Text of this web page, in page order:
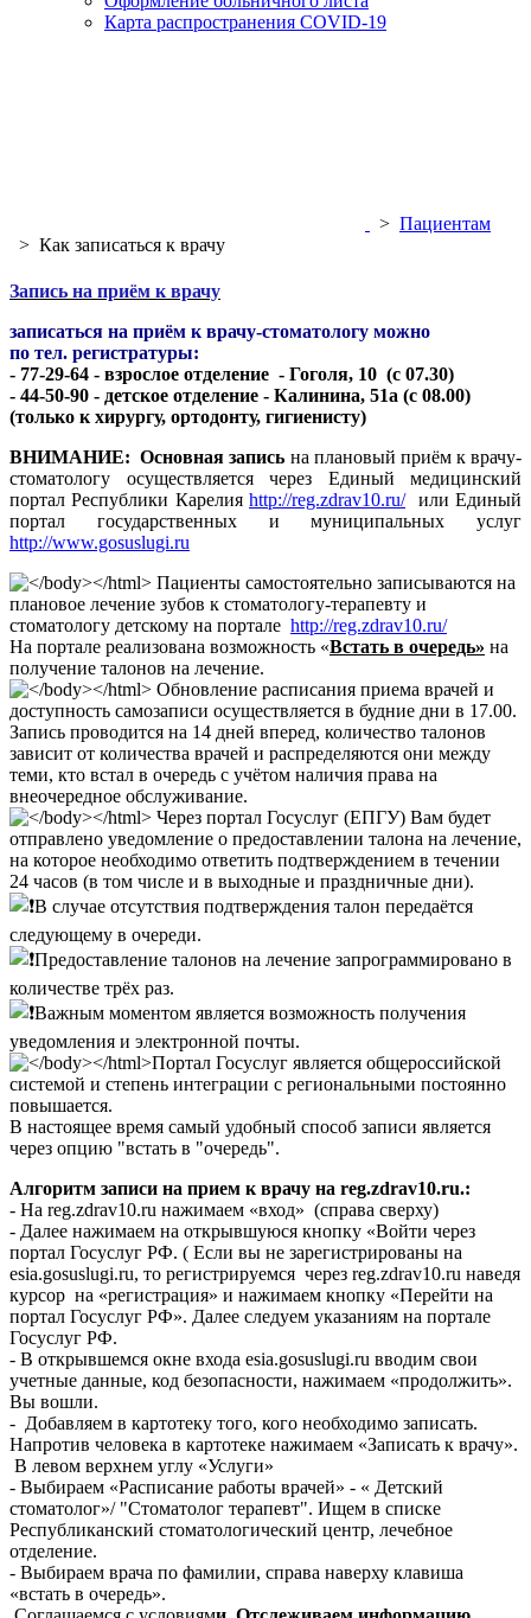
Карта распространения COVID-19
> Пациентам
> Как записаться к врачу
Запись на приём к врачу
записаться на приём к врачу-стоматологу можно
по тел. регистратуры:
- 77-29-64 - взрослое отделение - Гоголя, 10 (с 07.30)
- 44-50-90 - детское отделение - Калинина, 51а (с 08.00)
(только к хирургу, ортодонту, гигиенисту)
ВНИМАНИЕ: Основная запись на плановый приём к врачу-
стоматологу осуществляется через Единый медицинский
портал Республики Карелия http://reg.zdrav10.ru/или Единый
портал государственных и муниципальных услуг
http://www.gosuslugi.ru
Пациенты самостоятельно записываются на
плановое лечение зубов к стоматологу-терапевту и
стоматологу детскому на портале http://reg.zdrav10.ru/
На портале реализована возможность «Встать в очередь» на
получение талонов на лечение.
Обновление расписания приема врачей и
доступность самозаписи осуществляется в будние дни в 17.00.
Запись проводится на 14 дней вперед, количество талонов
зависит от количества врачей и распределяются они между
теми, кто встал в очередь с учётом наличия права на
внеочередное обслуживание.
Через портал Госуслуг (ЕПГУ) Вам будет
отправлено уведомление о предоставлении талона на лечение,
на которое необходимо ответить подтверждением в течении
24 часов (в том числе и в выходные и праздничные дни).
В случае отсутствия подтверждения талон передаётся
следующему в очереди.
Предоставление талонов на лечение запрограммировано в
количестве трёх раз.
Важным моментом является возможность получения
уведомления и электронной почты.
Портал Госуслуг является общероссийской
системой и степень интеграции с региональными постоянно
повышается.
В настоящее время самый удобный способ записи является
через опцию "встать в "очередь".
Алгоритм записи на прием к врачу на reg.zdrav10.ru.:
- На reg.zdrav10.ru нажимаем «вход» (справа сверху)
- Далее нажимаем на открывшуюся кнопку «Войти через
портал Госуслуг РФ. ( Если вы не зарегистрированы на
esia.gosuslugi.ru, то регистрируемся через reg.zdrav10.ru наведя
курсор на «регистрация» и нажимаем кнопку «Перейти на
портал Госуслуг РФ». Далее следуем указаниям на портале
Госуслуг РФ.
- В открывшемся окне входа esia.gosuslugi.ru вводим свои
учетные данные, код безопасности, нажимаем «продолжить».
Вы вошли.
- Добавляем в картотеку того, кого необходимо записать.
Напротив человека в картотеке нажимаем «Записать к врачу».
В левом верхнем углу «Услуги»
- Выбираем «Расписание работы врачей» - « Детский
стоматолог»/ "Стоматолог терапевт". Ищем в списке
Республиканский стоматологический центр, лечебное
отделение.
- Выбираем врача по фамилии, справа наверху клавиша
«встать в очередь».